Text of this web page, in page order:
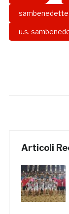
u.s.
Articoli